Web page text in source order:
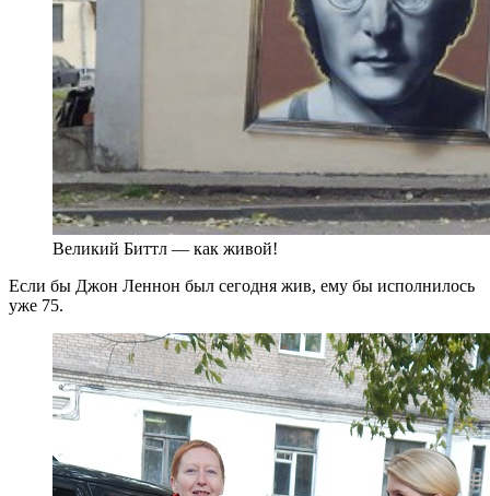
Великий Биттл — как живой!
Если бы Джон Леннон был сегодня жив, ему бы исполнилось
уже 75.